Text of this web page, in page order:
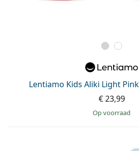
Lentiamo Kids Aliki Light
€ 23,99
op voorraad